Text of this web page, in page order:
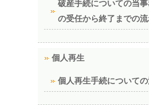
破産手続についての当
の受任から終了までの
個人再生
個人再生手続について